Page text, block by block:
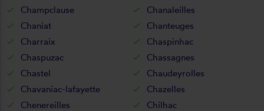
Champclause
Chanaleilles
Chaniat
Chanteuges
Charraix
Chaspinhac
Chaspuzac
Chassagnes
Chastel
Chaudeyrolles
Chavaniac-lafayette
Chazelles
Chenereilles
Chilhac